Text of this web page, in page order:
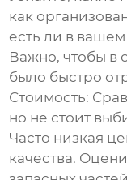
как
есть ли в
Важно, чтобы в
было быстро
Стоимость:
но не стоит
Часто низкая
качества.